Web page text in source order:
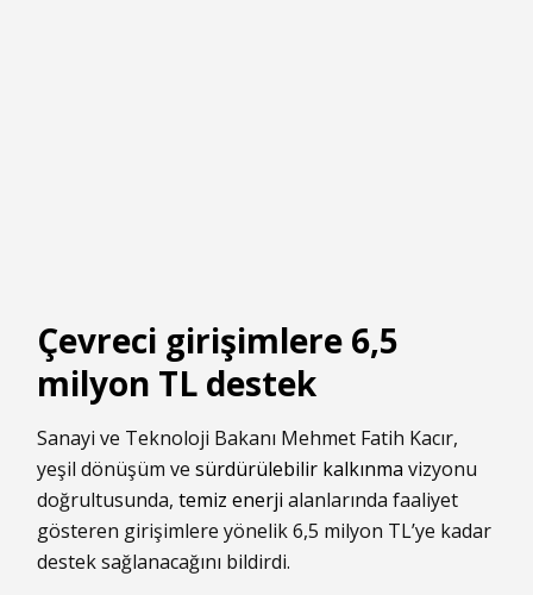
Çevreci girişimlere 6,5
milyon TL destek
Sanayi ve Teknoloji Bakanı Mehmet Fatih Kacır,
yeşil dönüşüm ve sürdürülebilir kalkınma vizyonu
doğrultusunda, temiz enerji alanlarında faaliyet
gösteren girişimlere yönelik 6,5 milyon TL’ye kadar
destek sağlanacağını bildirdi.